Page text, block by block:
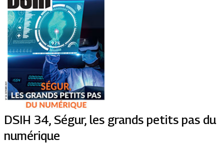
DSIH 34, Ségur, les grands petits pas du
numérique